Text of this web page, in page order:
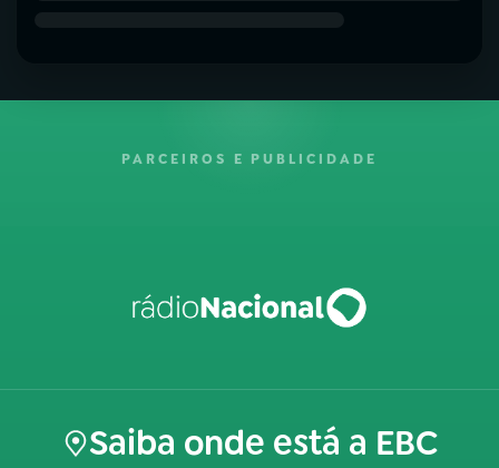
PARCEIROS E PUBLICIDADE
Saiba onde está a EBC